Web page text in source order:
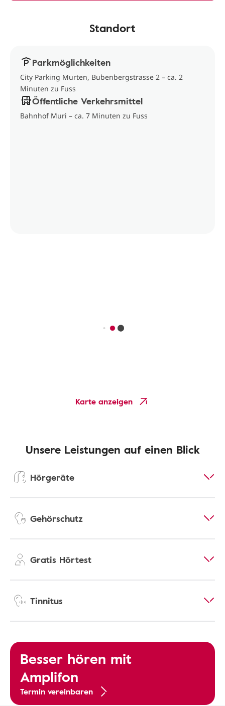
Standort
Parkmöglichkeiten
City Parking Murten, Bubenbergstrasse 2 – ca. 2
Minuten zu Fuss
Öffentliche Verkehrsmittel
Bahnhof Muri – ca. 7 Minuten zu Fuss
Karte anzeigen
Unsere Leistungen auf einen Blick
Hörgeräte
Gehörschutz
Gratis Hörtest
Tinnitus
Besser hören mit
Amplifon
Termin vereinbaren